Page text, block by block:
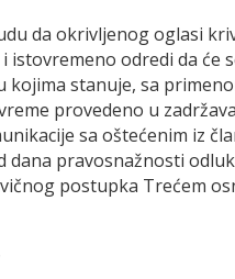
da okrivljenog oglasi
istovremeno odredi da će
kojima stanuje, sa
provedeno u
sa oštećenim iz
pravosnažnosti
postupka Trećem